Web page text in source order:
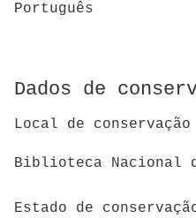
Português
Dados de
Local de conservação
Biblioteca Nacional
Estado de